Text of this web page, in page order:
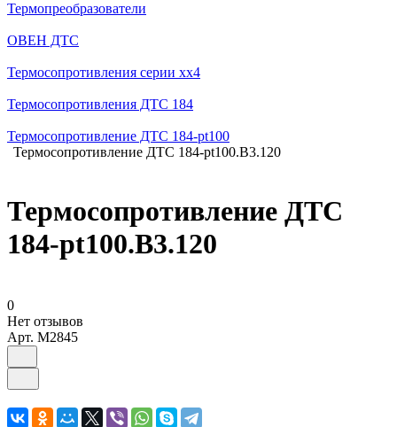
Термопреобразователи
ОВЕН ДТС
Термосопротивления серии хх4
Термосопротивления ДТС 184
Термосопротивление ДТС 184-pt100
Термосопротивление ДТС 184-pt100.В3.120
Термосопротивление ДТС
184-pt100.В3.120
0
Нет отзывов
Арт. M2845